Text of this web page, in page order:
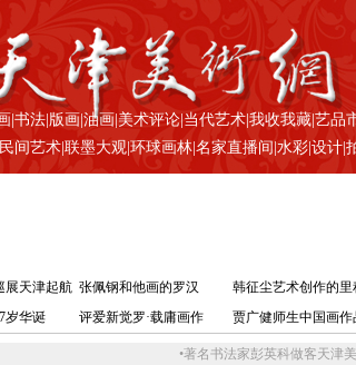
书法| 版画 油画 |美术评论| 当代艺术| 我收我藏| 艺品
民间艺术| 联墨大观| 环球画林| 名家直播间 水彩| 设计|
展天津起航 张佩钢和他画的罗汉 韩征尘艺术创作的里
岁华诞
评爱新觉罗·载庸画作 贾广健师生中国画作
著名书法家彭英科做客天津美术网访谈•著名书